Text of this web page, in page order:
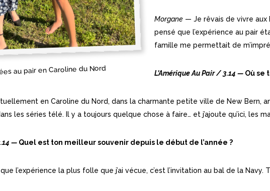
au pair en Caroline du Nord
Morgane — Je rêvais de vivre aux
pensé que l’expérience au pair
famille me permettait de
L’Amérique Au Pair/3.14 — Où se
en Caroline du Nord, dans la charmante petite ville de New Bern,
les séries télé. Il y a toujours quelque chose à faire… et j’ajoute qu’ici, les
— Quel est ton meilleur souvenir depuis le début de l’année ?
l’expérience la plus folle que j’ai vécue, c’est l’invitation au bal de la Navy.